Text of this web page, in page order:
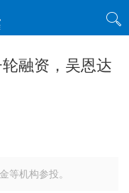
融资，吴恩达
等机构参投。